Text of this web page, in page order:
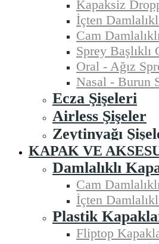
Kapaksiz
İçten
Cam
Sprey Başlıklı
Oral - Ağız
Nasal - Burun
Ecza Şişeleri
Airless Şişeler
Zeytinyağı
KAPAK VE
Damlalıklı
Cam
İçten
Plastik
Fliptop